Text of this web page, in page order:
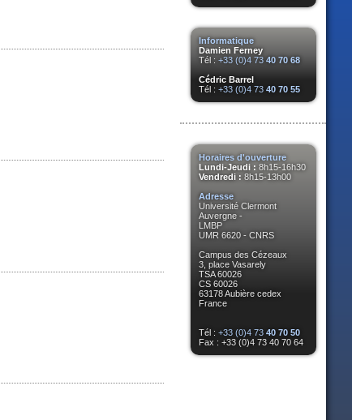
Informatique
Damien Ferney
Tél : +33 (0)4 73 40 70 68
Cédric Barrel
Tél : +33 (0)4 73 40 70 55
Horaires d'ouverture
Lundi-Jeudi : 8h15-16h30
Vendredi : 8h15-13h00
Adresse
Université Clermont
Auvergne -
LMBP
UMR 6620 - CNRS
Campus des Cézeaux
3, place Vasarely
TSA 60026
CS 60026
63178 Aubière cedex
France
Tél : +33 (0)4 73 40 70 50
Fax : +33 (0)4 73 40 70 64